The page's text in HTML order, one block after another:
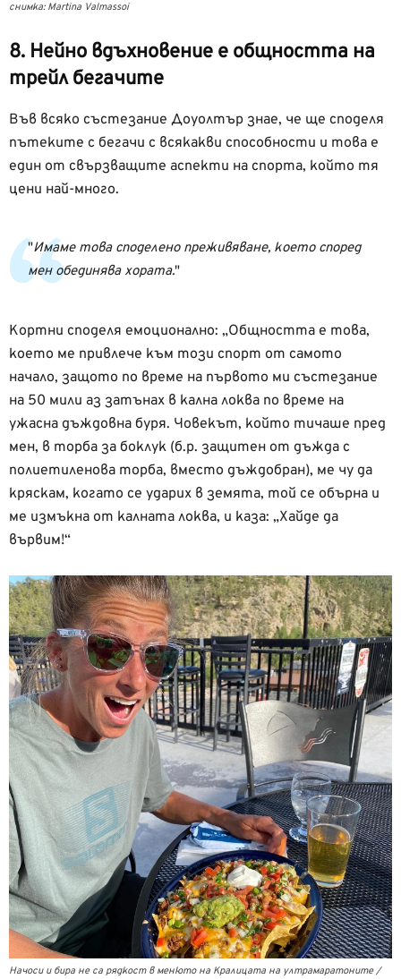
снимка: Martina Valmassoi
8. Нейно вдъхновение е общността на
трейл бегачите
Във всяко състезание Доуолтър знае, че ще споделя
пътеките с бегачи с всякакви способности и това е
един от свързващите аспекти на спорта, който тя
цени най-много.
Имаме това споделено преживяване, което според
мен обединява хората.
Кортни споделя емоционално: „Общността е това,
което ме привлече към този спорт от самото
начало, защото по време на първото ми състезание
на 50 мили аз затънах в кална локва по време на
ужасна дъждовна буря. Човекът, който тичаше пред
мен, в торба за боклук (б.р. защитен от дъжда с
полиетиленова торба, вместо дъждобран), ме чу да
кряскам, когато се ударих в земята, той се обърна и
ме измъкна от калната локва, и каза: „Хайде да
вървим!“
Начоси и бира не са рядкост в менюто на Кралицата на ултрамаратоните /